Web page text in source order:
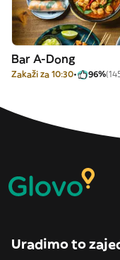
Bar A-Dong
Zakaži za 10:30 96%
Uradimo to